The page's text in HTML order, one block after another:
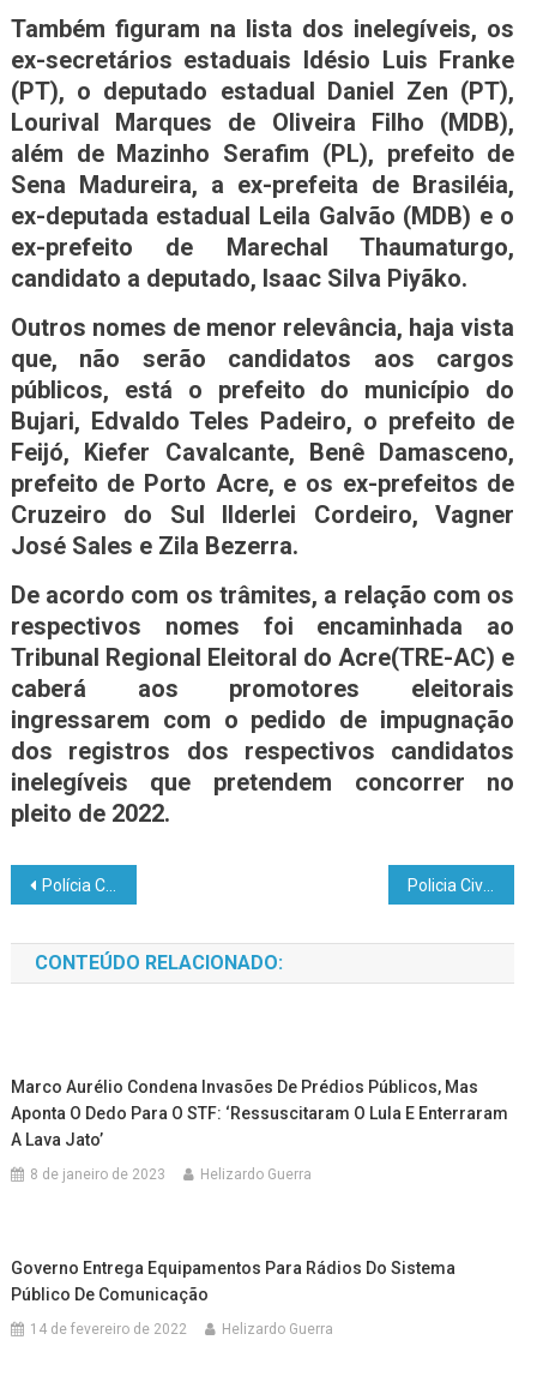
Também figuram na lista dos inelegíveis, os
ex-secretários estaduais Idésio Luis Franke
(PT), o deputado estadual Daniel Zen (PT),
Lourival Marques de Oliveira Filho (MDB),
além de Mazinho Serafim (PL), prefeito de
Sena Madureira, a ex-prefeita de Brasiléia,
ex-deputada estadual Leila Galvão (MDB) e o
ex-prefeito de Marechal Thaumaturgo,
candidato a deputado, Isaac Silva Piyãko.
Outros nomes de menor relevância, haja vista
que, não serão candidatos aos cargos
públicos, está o prefeito do município do
Bujari, Edvaldo Teles Padeiro, o prefeito de
Feijó, Kiefer Cavalcante, Benê Damasceno,
prefeito de Porto Acre, e os ex-prefeitos de
Cruzeiro do Sul Ilderlei Cordeiro, Vagner
José Sales e Zila Bezerra.
De acordo com os trâmites, a relação com os
respectivos nomes foi encaminhada ao
Tribunal Regional Eleitoral do Acre(TRE-AC) e
caberá aos promotores eleitorais
ingressarem com o pedido de impugnação
dos registros dos respectivos candidatos
inelegíveis que pretendem concorrer no
pleito de 2022.
Polícia Civil prende foragido da justiça em Rio Branco
CONTEÚDO RELACIONADO:
Marco Aurélio Condena Invasões De Prédios Públicos, Mas
Aponta O Dedo Para O STF: ‘Ressuscitaram O Lula E Enterraram
A Lava Jato’
8 de janeiro de 2023 Helizardo Guerra
Governo Entrega Equipamentos Para Rádios Do Sistema
Público De Comunicação
14 de fevereiro de 2022 Helizardo Guerra